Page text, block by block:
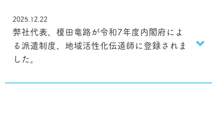
2025.12.22
弊社代表、榎田竜路が令和7年度内閣府によ
る派遣制度、地域活性化伝道師に登録されま
した。